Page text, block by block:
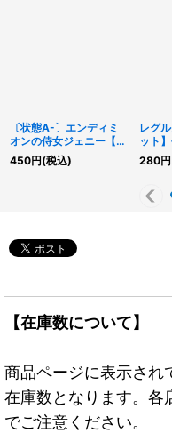
〔状態A-〕エンディミ
オンの侍女ジェニー【ノ
ーマルパラレル】
{26PP-JP018}《モンス
450円(税込)
レグ
ット
《魔
280円
【在庫数について】
商品ページに表示され
在庫数となります。各
でご注意ください。